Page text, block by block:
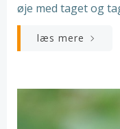
øje med taget og
læs mere